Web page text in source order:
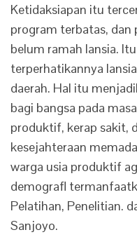
Ketidaksiapan itu
program terbatas,
belum ramah lansia.
terperhatikannya
daerah. Hal itu
bagi bangsa pada
produktif, kerap sakit,
kesejahteraan
warga usia produktif
demografl
Pelatihan, Penelitian.
Sanjoyo.